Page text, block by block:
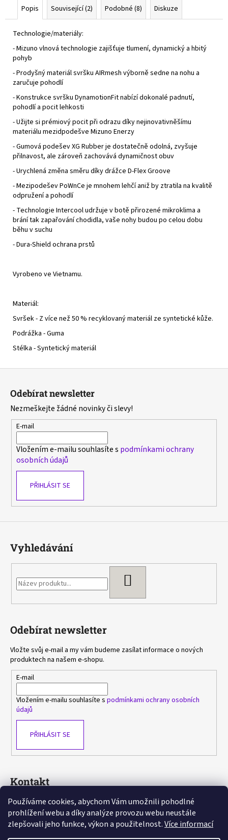
Používáme cookies, abychom Vám umožnili pohodlné
prohlížení webu a díky analýze provozu webu neustále
zlepšovali jeho funkce, výkon a použitelnost.Více informací
Popis Související (2) Podobné (8) Diskuze
Technologie/materiály:
- Mizuno vlnová technologie zajišťuje tlumení, dynamický a hbitý
pohyb
- Prodyšný materiál svršku AIRmesh výborně sedne na nohu a
zaručuje pohodlí
- Konstrukce svršku DynamotionFit nabízí dokonalé padnutí,
pohodlí a pocit lehkosti
- Užijte si prémiový pocit při odrazu díky nejinovativněšímu
materiálu mezidpodešve Mizuno Enerzy
- Gumová podešev XG Rubber je dostatečně odolná, zvyšuje
přilnavost, ale zároveň zachovává dynamičnost obuv
- Urychlená změna směru díky drážce D-Flex Groove
- Mezipodešev PoWnCe je mnohem lehčí aniž by ztratila na kvalitě
odpružení a pohodlí
- Technologie Intercool udržuje v botě přirozené mikroklima a
brání tak zapařování chodidla, vaše nohy budou po celou dobu
běhu v suchu
- Dura-Shield ochrana prstů
Vyrobeno ve Vietnamu.
Materiál:
Svršek - Z více než 50 % recyklovaný materiál ze syntetické kůže.
Podrážka - Guma
Stélka - Syntetický materiál
Odebírat newsletter
Nezmeškejte žádné novinky či slevy!
E-mail
Vložením e-mailu souhlasíte s podmínkami ochrany
osobních údajů
PŘIHLÁSIT SE
Vyhledávání
Odebírat newsletter
Vložte svůj e-mail a my vám budeme zasílat informace o nových
produktech na našem e-shopu.
E-mail
Vložením e-mailu souhlasíte s podmínkami ochrany osobních
údajů
PŘIHLÁSIT SE
Kontakt
sasa@ avlka.cz
+420 603 778 892
https://www.facebook.com/avlka